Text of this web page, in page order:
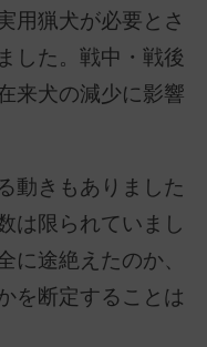
用猟犬が必要とさ
した。戦中・戦後
来犬の減少に影響
動きもありました
は限られていまし
に途絶えたのか、
を断定することは